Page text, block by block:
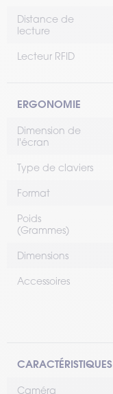
Distance de
lecture
Lecteur RFID
ERGONOMIE
Dimension de
l'écran
Type de claviers
Format
Poids
(Grammes)
Dimensions
Accessoires
CARACTÉRISTIQUES
Caméra